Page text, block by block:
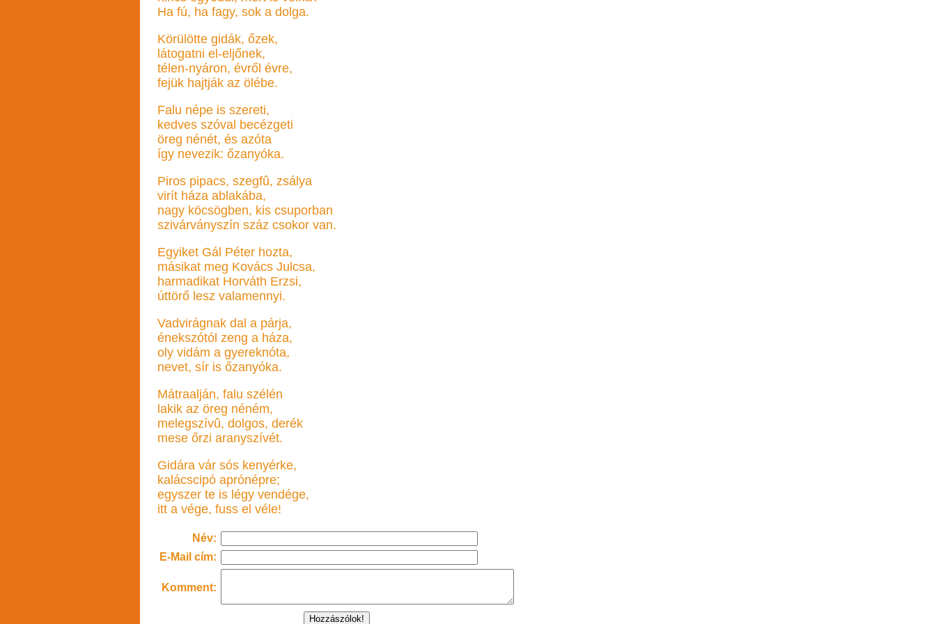
Ha fú, ha fagy, sok a dolga.
Körülötte gidák, őzek,
látogatni el-eljőnek,
télen-nyáron, évről évre,
fejük hajtják az ölébe.
Falu népe is szereti,
kedves szóval becézgeti
öreg nénét, és azóta
így nevezik: őzanyóka.
Piros pipacs, szegfû, zsálya
virít háza ablakába,
nagy köcsögben, kis csuporban
szivárványszín száz csokor van.
Egyiket Gál Péter hozta,
másikat meg Kovács Julcsa,
harmadikat Horváth Erzsi,
úttörő lesz valamennyi.
Vadvirágnak dal a párja,
énekszótól zeng a háza,
oly vidám a gyereknóta,
nevet, sír is őzanyóka.
Mátraalján, falu szélén
lakik az öreg néném,
melegszívû, dolgos, derék
mese őrzi aranyszívét.
Gidára vár sós kenyérke,
kalácscipó aprónépre;
egyszer te is légy vendége,
itt a vége, fuss el véle!
Név:
E-Mail cím:
Komment: